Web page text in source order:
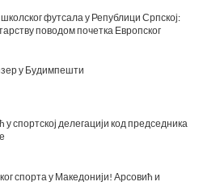
футсала у Републици Српској:
поводом почетка Европског
у Будимпешти
спортској делегацији код председника
спорта у Македонији! Арсовић и